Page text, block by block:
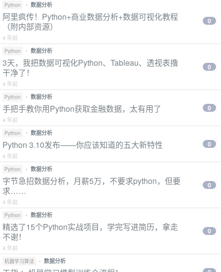
Python • 数据分析
阿里疯传！Python+商业数据分析+数据可视化教程
（附内部资源）
4 年前
0
Python • 数据分析
3天，我把数据可视化Python、Tableau、透视表撸
干净了！
4 年前
0
Python • 数据分析
手把手教你用Python获取金融数据，太有用了
4 年前
0
Python • 数据分析
Python 3.10发布——你应该知道的五大新特性
4 年前
0
Python • 数据分析
字节急招数据分析，月薪5万，不要求python，但要
求……
4 年前
0
Python • 数据分析
精选了15个Python实战项目，学完写进简历，拿走
不谢！
4 年前
0
机器学习算法 • 数据分析